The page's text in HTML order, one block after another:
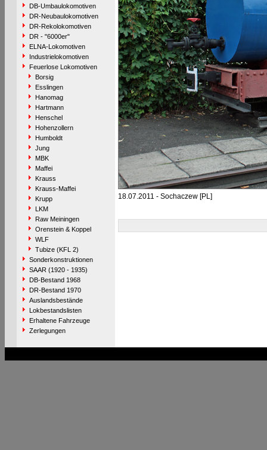
DB-Umbaulokomotiven
DR-Neubaulokomotiven
DR-Rekolokomotiven
DR - "6000er"
ELNA-Lokomotiven
Industrielokomotiven
Feuerlose Lokomotiven
Borsig
Esslingen
Hanomag
Hartmann
Henschel
Hohenzollern
Humboldt
Jung
MBK
Maffei
Krauss
Krauss-Maffei
Krupp
LKM
Raw Meiningen
Orenstein & Koppel
WLF
Tubize (KFL 2)
Sonderkonstruktionen
SAAR (1920 - 1935)
DB-Bestand 1968
DR-Bestand 1970
Auslandsbestände
Lokbestandslisten
Erhaltene Fahrzeuge
Zerlegungen
18.07.2011 - Sochaczew [PL]